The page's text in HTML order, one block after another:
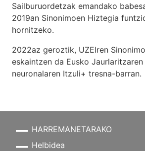
Sailburuordetzak emandako
2019an Sinonimoen Hiztegia
hornitzeko.
2022az geroztik, UZEIren
eskaintzen da Eusko
neuronalaren Itzuli+ tresna-barran.
HARREMANETARAKO
Helbidea